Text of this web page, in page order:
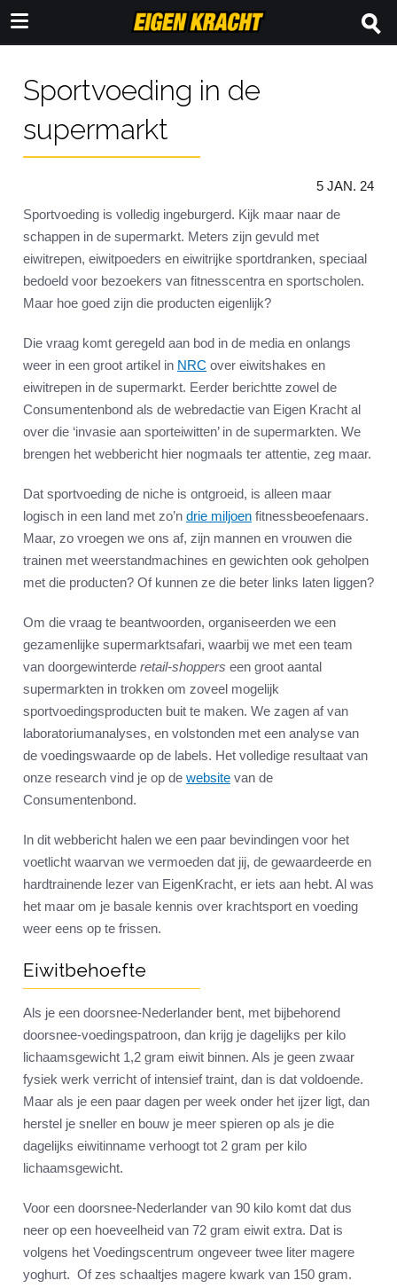
Sportvoeding in de
supermarkt
5 JAN. 24
Sportvoeding is volledig ingeburgerd. Kijk maar naar de
schappen in de supermarkt. Meters zijn gevuld met
eiwitrepen, eiwitpoeders en eiwitrijke sportdranken, speciaal
bedoeld voor bezoekers van fitnesscentra en sportscholen.
Maar hoe goed zijn die producten eigenlijk?
Die vraag komt geregeld aan bod in de media en onlangs
weer in een groot artikel in NRC over eiwitshakes en
eiwitrepen in de supermarkt. Eerder berichtte zowel de
Consumentenbond als de webredactie van Eigen Kracht al
over die ‘invasie aan sporteiwitten’ in de supermarkten. We
brengen het webbericht hier nogmaals ter attentie, zeg maar.
Dat sportvoeding de niche is ontgroeid, is alleen maar
logisch in een land met zo’n drie miljoen fitnessbeoefenaars.
Maar, zo vroegen we ons af, zijn mannen en vrouwen die
trainen met weerstandmachines en gewichten ook geholpen
met die producten? Of kunnen ze die beter links laten liggen?
Om die vraag te beantwoorden, organiseerden we een
gezamenlijke supermarktsafari, waarbij we met een team
van doorgewinterde retail-shoppers een groot aantal
supermarkten in trokken om zoveel mogelijk
sportvoedingsproducten buit te maken. We zagen af van
laboratoriumanalyses, en volstonden met een analyse van
de voedingswaarde op de labels. Het volledige resultaat van
onze research vind je op de website van de
Consumentenbond.
In dit webbericht halen we een paar bevindingen voor het
voetlicht waarvan we vermoeden dat jij, de gewaardeerde en
hardtrainende lezer van EigenKracht, er iets aan hebt. Al was
het maar om je basale kennis over krachtsport en voeding
weer eens op te frissen.
Eiwitbehoefte
Als je een doorsnee-Nederlander bent, met bijbehorend
doorsnee-voedingspatroon, dan krijg je dagelijks per kilo
lichaamsgewicht 1,2 gram eiwit binnen. Als je geen zwaar
fysiek werk verricht of intensief traint, dan is dat voldoende.
Maar als je een paar dagen per week onder het ijzer ligt, dan
herstel je sneller en bouw je meer spieren op als je die
dagelijks eiwitinname verhoogt tot 2 gram per kilo
lichaamsgewicht.
Voor een doorsnee-Nederlander van 90 kilo komt dat dus
neer op een hoeveelheid van 72 gram eiwit extra. Dat is
volgens het Voedingscentrum ongeveer twee liter magere
yoghurt. Of zes schaaltjes magere kwark van 150 gram.